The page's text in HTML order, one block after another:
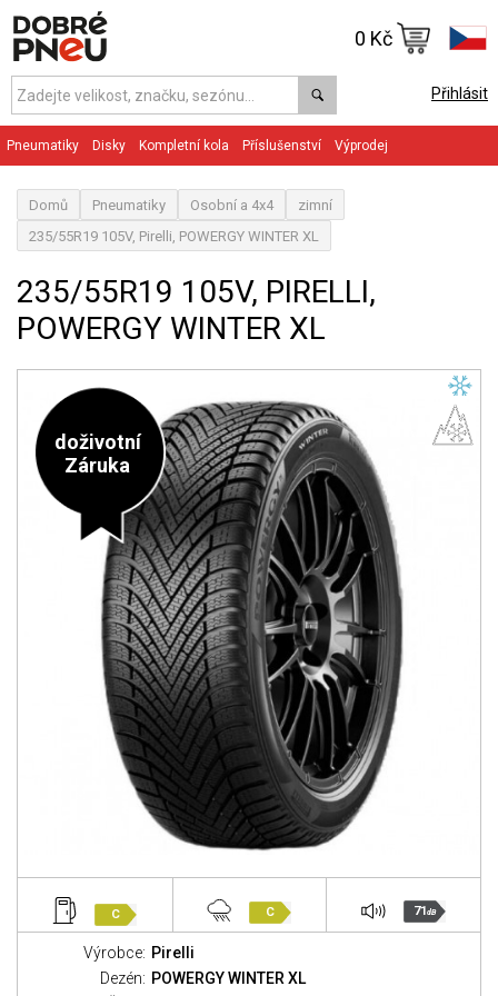
Přihlásit
0 Kč
Pneumatiky Disky Kompletní kola Příslušenství Výprodej
Domů Pneumatiky Osobní a 4x4
zimní
235/55R19 105V, Pirelli, POWERGY WINTER XL
235/55R19 105V, PIRELLI,
POWERGY WINTER XL
doživotní
Záruka
C C 71dB
Výrobce: Pirelli
Dezén: POWERGY WINTER XL